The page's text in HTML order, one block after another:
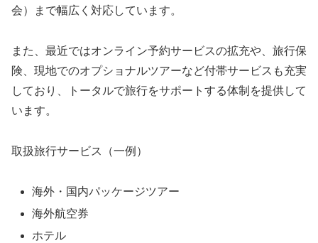
会）まで幅広く対応しています。
また、最近ではオンライン予約サービスの拡充や、旅行保
険、現地でのオプショナルツアーなど付帯サービスも充実
しており、トータルで旅行をサポートする体制を提供して
います。
取扱旅行サービス（一例）
海外・国内パッケージツアー
海外航空券
ホテル